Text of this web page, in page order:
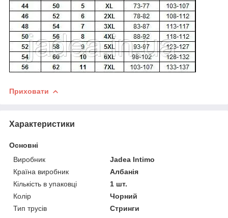
Приховати
Характеристики
Основні
Виробник
Jadea Intimo
Країна виробник
Албанія
Кількість в упаковці
1 шт.
Колір
Чорний
Тип трусів
Стринги